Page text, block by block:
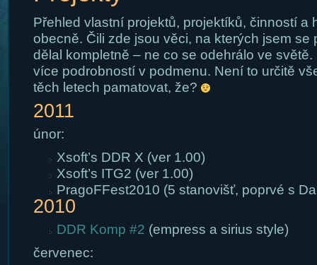
Přehled vlastní projektů, projektíků, činností a
obecně. Čili zde jsou věci, na kterých jsem se
dělal kompletně – ne co se odehrálo ve
více podrobností v podmenu. Není to určitě
těch letech pamatovat, že?
2011
únor:
Xsoft’s DDR X (ver 1.00)
Xsoft’s ITG2 (ver 1.00)
PragoFFest2010 (5 stanovišť, poprvé s
2010
DDR Komp #2 (empress a sirius style)
červenec: